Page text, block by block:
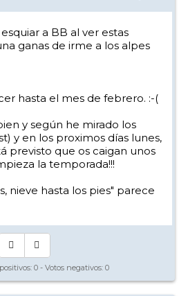
a BB al ver estas
ganas de irme a los alpes
hasta el mes de febrero. :-(
y según he mirado los
y en los proximos días lunes,
previsto que os caigan unos
la temporada!!!
nieve hasta los pies" parece
0 - Votos negativos: 0